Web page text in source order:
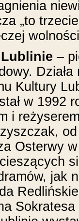
„to
–
Kultury
w 1992
i
Osterwy
jak